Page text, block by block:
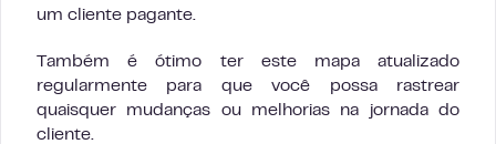
um cliente pagante.
Também é ótimo ter este mapa atualizado
regularmente para que você possa rastrear
quaisquer mudanças ou melhorias na jornada do
cliente.